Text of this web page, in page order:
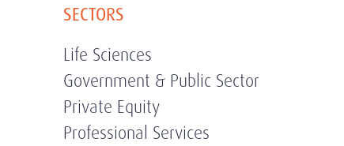
SECTORS
Life Sciences
Government & Public Sector
Private Equity
Professional Services